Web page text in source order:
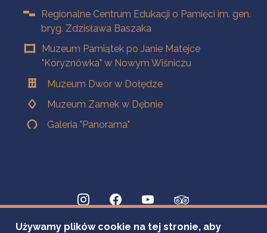
Regionalne Centrum Edukacji o Pamięci im. gen.
bryg. Zdzisława Baszaka
Muzeum Pamiątek po Janie Matejce
"Koryznówka" w Nowym Wiśniczu
Muzeum Dwór w Dołędze
Muzeum Zamek w Dębnie
Galeria "Panorama"
Używamy plików cookie na tej stronie, aby